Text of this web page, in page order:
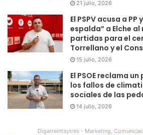
21 julio, 2026
El PSPV acusa a PP
espalda” a Elche
partidas para el
Torrellano y el
15 julio, 2026
El PSOE reclama
los fallos de
sociales de las
14 julio, 2026
Digatreintaytres - Marketing,